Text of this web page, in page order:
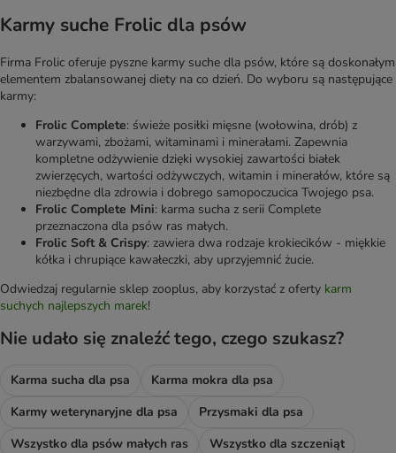
Karmy suche Frolic dla psów
Firma Frolic oferuje pyszne karmy suche dla psów, które są doskonałym
elementem zbalansowanej diety na co dzień. Do wyboru są następujące
karmy:
Frolic Complete: świeże posiłki mięsne (wołowina, drób) z
warzywami, zbożami, witaminami i minerałami. Zapewnia
kompletne odżywienie dzięki wysokiej zawartości białek
zwierzęcych, wartości odżywczych, witamin i minerałów, które są
niezbędne dla zdrowia i dobrego samopoczucica Twojego psa.
Frolic Complete Mini: karma sucha z serii Complete
przeznaczona dla psów ras małych.
Frolic Soft & Crispy: zawiera dwa rodzaje krokiecików - miękkie
kółka i chrupiące kawałeczki, aby uprzyjemnić żucie.
Odwiedzaj regularnie sklep zooplus, aby korzystać z oferty karm
suchych najlepszych marek!
Nie udało się znaleźć tego, czego szukasz?
Karma sucha dla psa
Karma mokra dla psa
Karmy weterynaryjne dla psa
Przysmaki dla psa
Wszystko dla psów małych ras
Wszystko dla szczeniąt